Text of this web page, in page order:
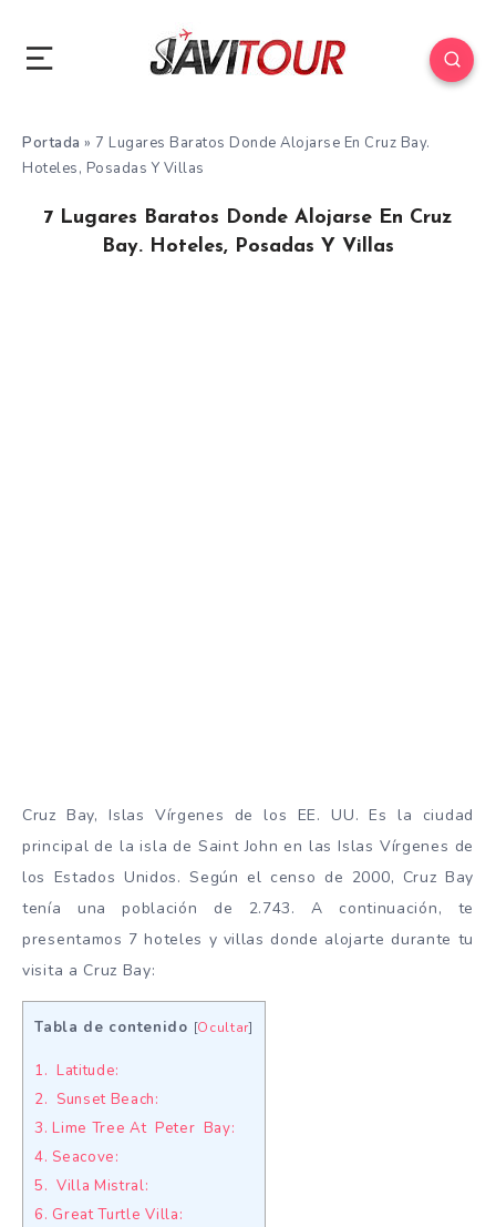
Portada » 7 Lugares Baratos Donde Alojarse En Cruz Bay.
Hoteles, Posadas Y Villas
7 Lugares Baratos Donde Alojarse En Cruz
Bay. Hoteles, Posadas Y Villas
Cruz Bay, Islas Vírgenes de los EE. UU. Es la ciudad
principal de la isla de Saint John en las Islas Vírgenes de
los Estados Unidos. Según el censo de 2000, Cruz Bay
tenía una población de 2.743. A continuación, te
presentamos 7 hoteles y villas donde alojarte durante tu
visita a Cruz Bay:
Tabla de contenido [Ocultar]
1. Latitude:
2. Sunset Beach:
3. Lime Tree At Peter Bay:
4. Seacove:
5. Villa Mistral:
6. Great Turtle Villa: